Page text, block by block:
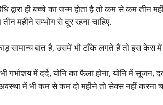
ही बच्चे का जन्म होता है तो कम से कम तीन
महीने सम्भोग से दूर रहना चाहिए.
फाड़ सामान्य बात है, उसमें भी टाँके लगते हैं तो इस
गर्भाशय में दर्द, योनि का फैला होना, योनि में
में भी कम से कम दो महीने तो सेक्स नहीं करना